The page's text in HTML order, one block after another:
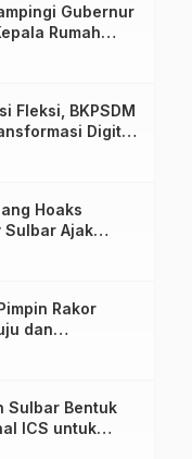
Gubernur
Rumah
Malolo
Fleksi, BKPSDM
Digital
Hoaks
Sulbar Ajak
Digital
Rakor
dan
Nol Realisasi
Sulbar Bentuk
ICS untuk
Pekebun di